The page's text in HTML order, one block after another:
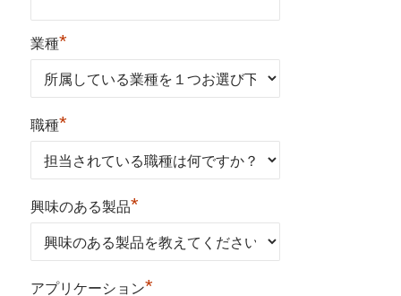
業種*
職種*
興味のある製品*
アプリケーション*